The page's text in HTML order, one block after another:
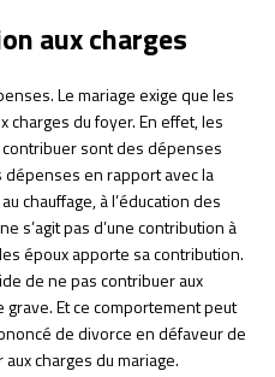
aux charges
Le mariage exige que les
charges du foyer. En effet, les
sont des dépenses
dépenses en rapport avec la
chauffage, à l’éducation des
s’agit pas d’une contribution à
époux apporte sa contribution.
de ne pas contribuer aux
grave. Et ce comportement peut
de divorce en défaveur de
charges du mariage.